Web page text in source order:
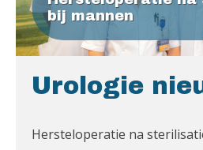
bij mannen
Urologie
Hersteloperatie na